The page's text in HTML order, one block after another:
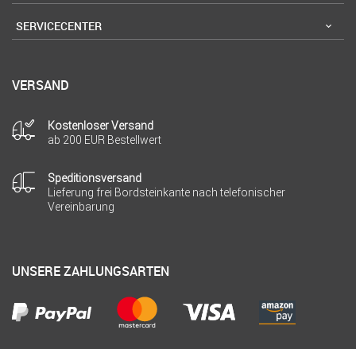
SERVICECENTER
VERSAND
Kostenloser Versand
ab 200 EUR Bestellwert
Speditionsversand
Lieferung frei Bordsteinkante nach telefonischer
Vereinbarung
UNSERE ZAHLUNGSARTEN